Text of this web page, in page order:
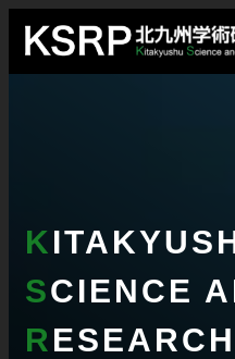
K
SCIENCE
R ESEARCH